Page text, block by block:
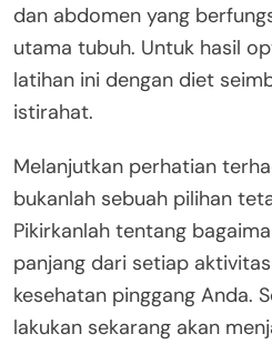
dan abdomen yang
utama tubuh. Untuk hasil
latihan ini dengan diet
istirahat.
Melanjutkan perhatian
bukanlah sebuah pilihan
Pikirkanlah tentang
panjang dari setiap
kesehatan pinggang Anda.
lakukan sekarang akan